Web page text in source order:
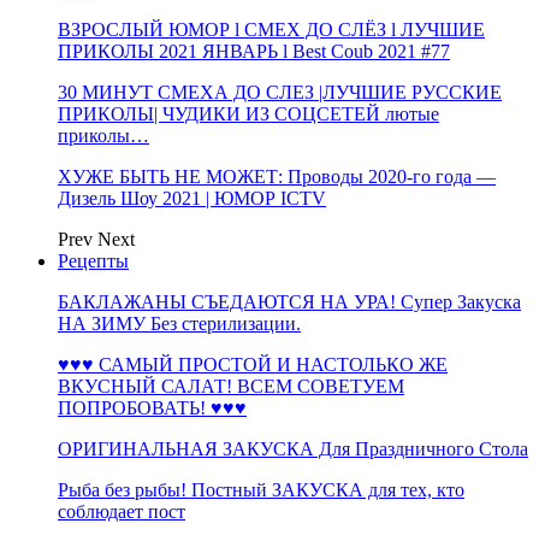
ВЗРОСЛЫЙ ЮМОР l СМЕХ ДО СЛЁЗ l ЛУЧШИЕ
ПРИКОЛЫ 2021 ЯНВАРЬ l Best Coub 2021 #77
30 МИНУТ СМЕХА ДО СЛЕЗ |ЛУЧШИЕ РУССКИЕ
ПРИКОЛЫ| ЧУДИКИ ИЗ СОЦСЕТЕЙ лютые
приколы…
ХУЖЕ БЫТЬ НЕ МОЖЕТ: Проводы 2020-го года —
Дизель Шоу 2021 | ЮМОР ICTV
Prev Next
Рецепты
БАКЛАЖАНЫ СЪЕДАЮТСЯ НА УРА! Супер Закуска
НА ЗИМУ Без стерилизации.
♥♥♥ САМЫЙ ПРОСТОЙ И НАСТОЛЬКО ЖЕ
ВКУСНЫЙ САЛАТ! ВСЕМ СОВЕТУЕМ
ПОПРОБОВАТЬ! ♥♥♥
ОРИГИНАЛЬНАЯ ЗАКУСКА Для Праздничного Стола
Рыба без рыбы! Постный ЗАКУСКА для тех, кто
соблюдает пост